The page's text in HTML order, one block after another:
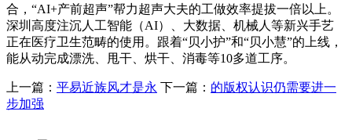
合，“AI+产前超声”帮力超声大夫的工做效率提拔一倍以上。
深圳高度注沉人工智能（AI）、大数据、机械人等新兴手艺
正在医疗卫生范畴的使用。跟着“贝小护”和“贝小慧”的上线，
能从动完成漂洗、甩干、烘干、消毒等10多道工序。
上一篇： 平易近族风才是永 下一篇： 的版权认识仍需要进一
步加强